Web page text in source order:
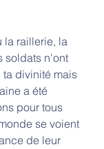
la raillerie, la
soldats n'ont
divinité mais
a été
pour tous
se voient
de leur